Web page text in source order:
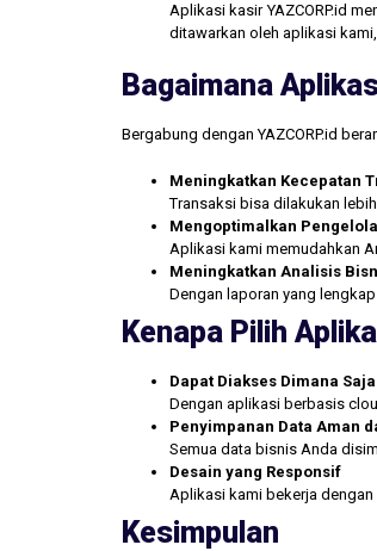
Aplikasi kasir YAZCORP.id
ditawarkan oleh aplikasi
Bagaimana
Bergabung dengan YAZCORP.id
Meningkatkan Kecepatan
Transaksi bisa dilakukan
Mengoptimalkan
Aplikasi kami memudahkan
Meningkatkan Analisis
Dengan laporan yang
Kenapa Pilih
Dapat Diakses Dimana Saja
Dengan aplikasi berbasis
Penyimpanan Data Aman
Semua data bisnis Anda
Desain yang Responsif
Aplikasi kami bekerja
Kesimpulan